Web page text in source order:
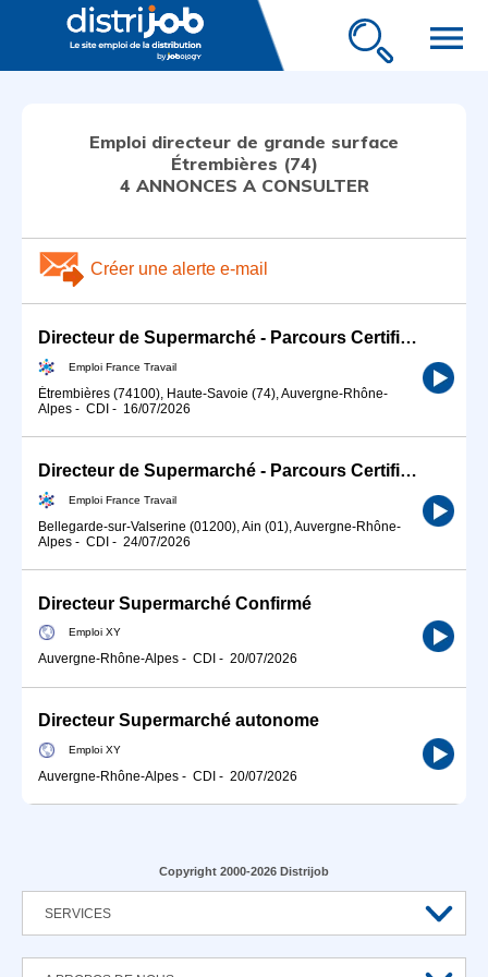
menu
Emploi directeur de grande surface
Étrembières (74)
4 ANNONCES A CONSULTER
Créer une alerte e-mail
Directeur de Supermarché - Parcours Certifiant (H/F)
Emploi France Travail
Étrembières (74100), Haute-Savoie (74), Auvergne-Rhône-
Alpes - CDI - 16/07/2026
Directeur de Supermarché - Parcours Certifiant (H/F)
Emploi France Travail
Bellegarde-sur-Valserine (01200), Ain (01), Auvergne-Rhône-
Alpes - CDI - 24/07/2026
Directeur Supermarché Confirmé
Emploi XY
Auvergne-Rhône-Alpes - CDI - 20/07/2026
Directeur Supermarché autonome
Emploi XY
Auvergne-Rhône-Alpes - CDI - 20/07/2026
Copyright 2000-2026 Distrijob
SERVICES